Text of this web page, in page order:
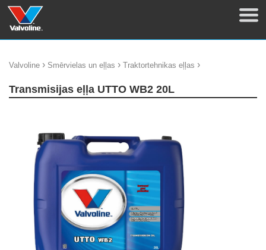
Valvoline › Smērvielas un eļļas › Traktortehnikas eļļas ›
Transmisijas eļļa UTTO WB2 20L